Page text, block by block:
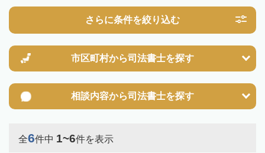
さらに条件を絞り込む
市区町村から司法書士を探す
相談内容から司法書士を探す
全6件中 1~6件を表示